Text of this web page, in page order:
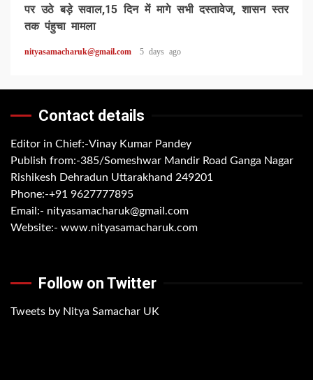
पर उठे बड़े सवाल,15 दिन में मागे सभी दस्तावेज, शासन स्तर
तक पंहुचा मामला
nityasamacharuk@gmail.com 5 days ago
Contact details
Editor in Chief:-Vinay Kumar Pandey
Publish from:-385/Someshwar Mandir Road Ganga Nagar
Rishikesh Dehradun Uttarakhand 249201
Phone:-+91 9627777895
Email:- nityasamacharuk@gmail.com
Website:- www.nityasamacharuk.com
Follow on Twitter
Tweets by Nitya Samachar UK